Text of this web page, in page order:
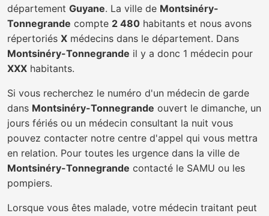
département Guyane. La ville de Montsinéry-
Tonnegrande compte 2 480 habitants et nous avons
répertoriés X médecins dans le département. Dans
Montsinéry-Tonnegrande il y a donc 1 médecin pour
XXX habitants.
Si vous recherchez le numéro d'un médecin de garde
dans Montsinéry-Tonnegrande ouvert le dimanche, un
jours fériés ou un médecin consultant la nuit vous
pouvez contacter notre centre d'appel qui vous mettra
en relation. Pour toutes les urgence dans la ville de
Montsinéry-Tonnegrande contacté le SAMU ou les
pompiers.
Lorsque vous êtes malade, votre médecin traitant peut